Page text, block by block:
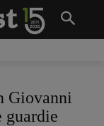
Giovanni
guardie